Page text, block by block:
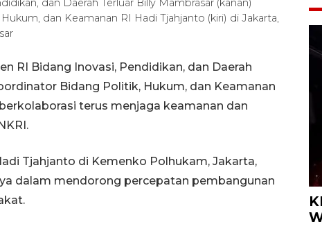
dan Daerah Terluar Billy Mambrasar (kanan)
dan Keamanan RI Hadi Tjahjanto (kiri) di Jakarta,
RI Bidang Inovasi, Pendidikan, dan Daerah
Bidang Politik, Hukum, dan Keamanan
terus menjaga keamanan dan
Tjahjanto di Kemenko Polhukam, Jakarta,
dalam mendorong percepatan pembangunan